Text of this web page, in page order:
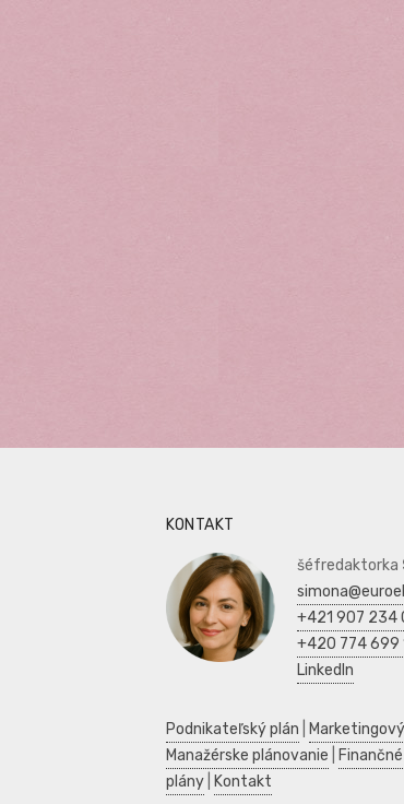
KONTAKT
šéfredaktorka
+421 907 234
+420 774 699
LinkedIn
Podnikateľský plán
Manažérske plánovanie
plány
Kontakt